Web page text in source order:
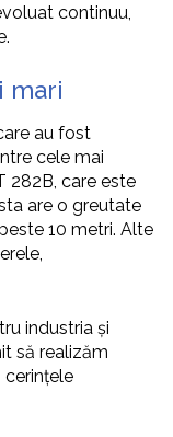
continuu,
mari
au fost
cele mai
282B, care este
are o greutate
10 metri. Alte
industria și
să realizăm
cerințele